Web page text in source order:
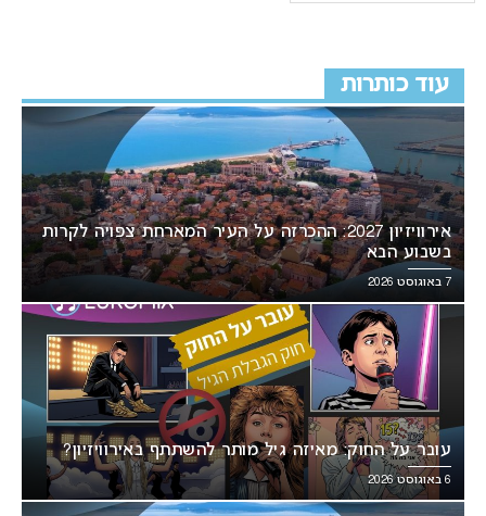
עוד כותרות
אירוויזיון 2027: ההכרזה על העיר המארחת צפויה לקרות
בשבוע הבא
7 באוגוסט 2026
עובר על החוק: מאיזה גיל מותר להשתתף באירוויזיון?
6 באוגוסט 2026